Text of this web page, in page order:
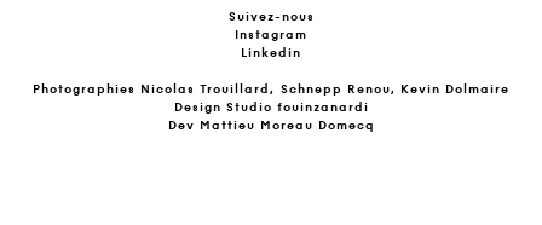
Suivez-nous
Instagram
Linkedin
Photographies Nicolas Trouillard, Schnepp Renou, Kevin Dolmaire
Design Studio fouinzanardi
Dev Mattieu Moreau Domecq